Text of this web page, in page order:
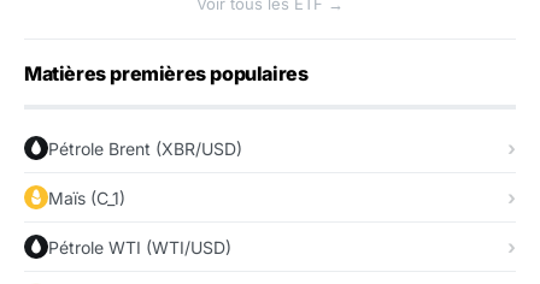
Matières premières populaires
Pétrole Brent (XBR/USD)
Maïs (C_1)
Pétrole WTI (WTI/USD)